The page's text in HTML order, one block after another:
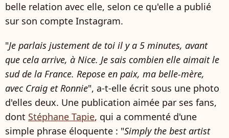
belle relation avec elle, selon ce qu'elle a publié
sur son compte Instagram.
"Je parlais justement de toi il y a 5 minutes, avant
que cela arrive, à Nice. Je sais combien elle aimait le
sud de la France. Repose en paix, ma belle-mère,
avec Craig et Ronnie", a-t-elle écrit sous une photo
d'elles deux. Une publication aimée par ses fans,
dont Stéphane Tapie, qui a commenté d'une
simple phrase éloquente : "Simply the best artist